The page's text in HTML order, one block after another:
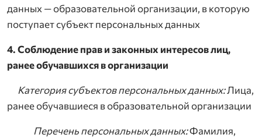
данных — образовательной организации, в которую
поступает субъект персональных данных
4. Соблюдение прав и законных интересов лиц,
ранее обучавшихся в организации
Категория субъектов персональных данных:Лица,
ранее обучавшиеся в образовательной организации
Перечень персональных данных:Фамилия,